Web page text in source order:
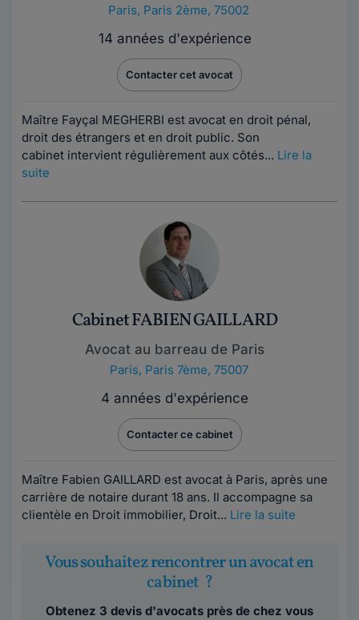
Paris, Paris 2ème, 75002
14 années d'expérience
Contacter cet avocat
Maître Fayçal MEGHERBI est avocat en droit pénal,
droit des étrangers et en droit public. Son
cabinet intervient régulièrement aux côtés... Lire la
suite
Cabinet FABIEN GAILLARD
Avocat au barreau de Paris
Paris, Paris 7ème, 75007
4 années d'expérience
Contacter ce cabinet
Maître Fabien GAILLARD est avocat à Paris, après une
carrière de notaire durant 18 ans. Il accompagne sa
clientèle en Droit immobilier, Droit... Lire la suite
Vous souhaitez rencontrer un avocat en
cabinet ?
Obtenez 3 devis d'avocats près de chez vous